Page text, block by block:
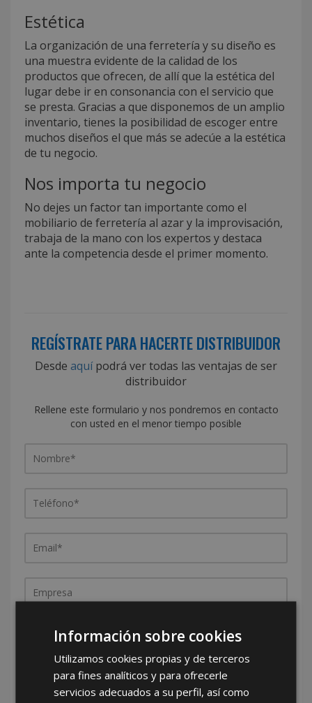
Estética
La organización de una ferretería y su diseño es
una muestra evidente de la calidad de los
productos que ofrecen, de allí que la estética del
lugar debe ir en consonancia con el servicio que
se presta. Gracias a que disponemos de un amplio
inventario, tienes la posibilidad de escoger entre
muchos diseños el que más se adecúe a la estética
de tu negocio.
Nos importa tu negocio
No dejes un factor tan importante como el
mobiliario de ferretería al azar y la improvisación,
trabaja de la mano con los expertos y destaca
ante la competencia desde el primer momento.
REGÍSTRATE PARA HACERTE DISTRIBUIDOR
Desde aquípodrá ver todas las ventajas de ser
distribuidor
Rellene este formulario y nos pondremos en contacto
con usted en el menor tiempo posible
¿De dónde es la empresa?
Información sobre cookies
Utilizamos cookies propias y de terceros
para fines analíticos y para ofrecerle
servicios adecuados a su perfil, así como